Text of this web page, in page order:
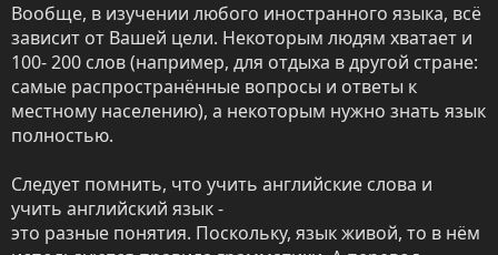
Вообще, в изучении любого иностранного языка, всё
зависит от Вашей цели. Некоторым людям хватает и
100- 200 слов (например, для отдыха в другой стране:
самые распространённые вопросы и ответы к
местному населению), а некоторым нужно знать язык
полностью.
Следует помнить, что учить английские слова и
учить английский язык -
это разные понятия. Поскольку, язык живой, то в нём